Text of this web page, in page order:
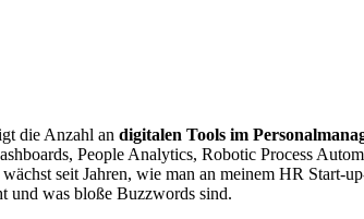
die Anzahl an digitalen Tools im
People Analytics, Robotic Process
seit Jahren, wie man an meinem HR Start-
und was bloße Buzzwords sind.